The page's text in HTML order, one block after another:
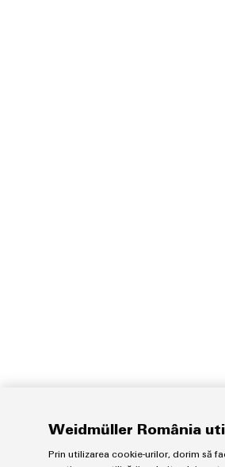
Weidmüller România
Prin utilizarea cookie-urilor, dorim să